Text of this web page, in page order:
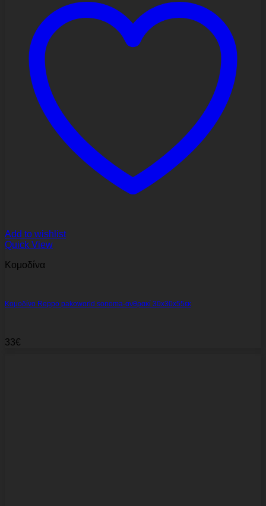
Add to wishlist
Quick View
Κομοδίνα
Κομοδίνο Reppo pakoworld sonoma-ανθρακί 30x30x55εκ
33€